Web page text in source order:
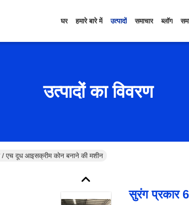
घर हमारे बारे में उत्पादों समाचार ब्लॉग
उत्पादों का विवरण
/ एच दूध आइसक्रीम कोन बनाने की मशीन
सुरंग प्रकार